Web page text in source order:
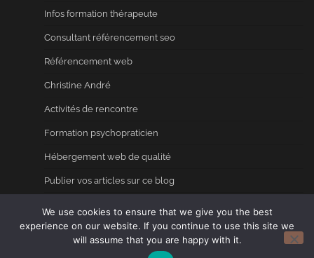
Infos formation thérapeute
Consultant référencement seo
Référencement web
Christine André
Activités de rencontre
Formation psychopraticien
Hébergement web de qualité
Publier vos articles sur ce blog
Copyright © 2026Blog ou on se sent bien. Un blog
We use cookies to ensure that we give you the best
experience on our website. If you continue to use this site we
will assume that you are happy with it.